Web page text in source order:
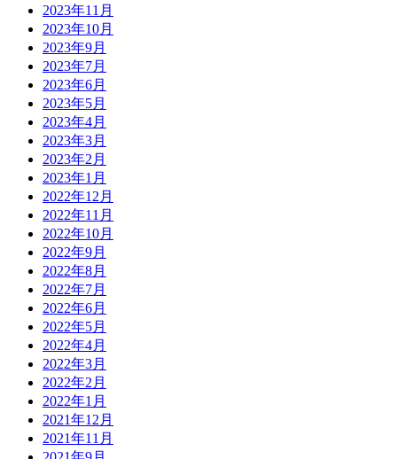
2023年11月
2023年10月
2023年9月
2023年7月
2023年6月
2023年5月
2023年4月
2023年3月
2023年2月
2023年1月
2022年12月
2022年11月
2022年10月
2022年9月
2022年8月
2022年7月
2022年6月
2022年5月
2022年4月
2022年3月
2022年2月
2022年1月
2021年12月
2021年11月